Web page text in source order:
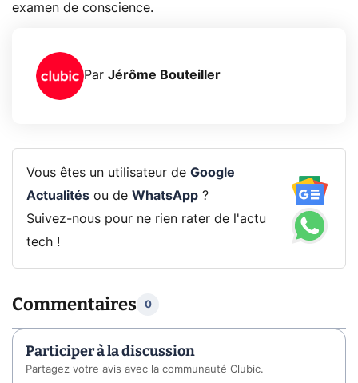
examen de conscience.
Par Jérôme Bouteiller
Vous êtes un utilisateur de Google
Actualitésou de WhatsApp?
Suivez-nous pour ne rien rater de l'actu
tech !
Commentaires 0
Participer à la discussion
Partagez votre avis avec la communauté Clubic.